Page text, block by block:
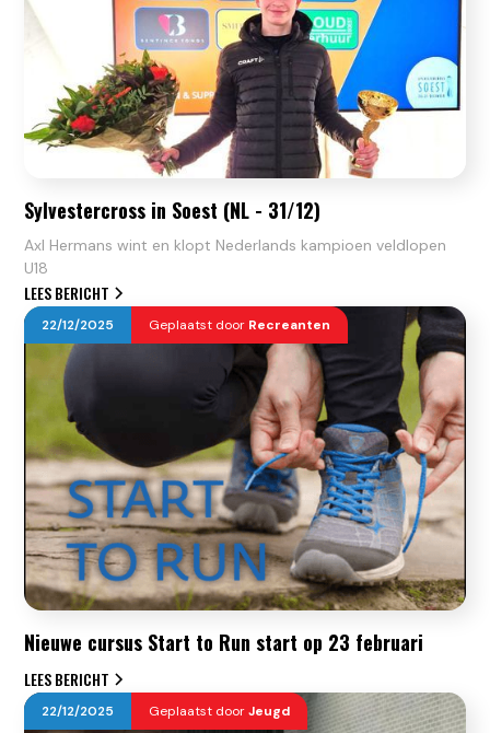
Sylvestercross in Soest (NL - 31/12)
Axl Hermans wint en klopt Nederlands kampioen veldlopen
U18
LEES BERICHT
22/12/2025 Geplaatst door Recreanten
Nieuwe cursus Start to Run start op 23 februari
LEES BERICHT
22/12/2025 Geplaatst doorJeugd